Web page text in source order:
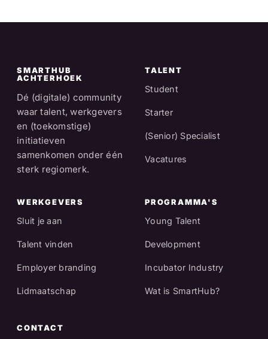
SMARTHUB
ACHTERHOEK
Dé (digitale) community
waar talent, werkgevers
en (toekomstige)
initiatieven
samenkomen onder één
sterk regiomerk.
TALENT
Student
Starter
(Senior) Specialist
Vacatures
WERKGEVERS
Sluit je aan
Talent vinden
Employer branding
Lidmaatschap
PROGRAMMA'S
Young Talent
Development
Incubator Industry
Wat is SmartHub?
CONTACT